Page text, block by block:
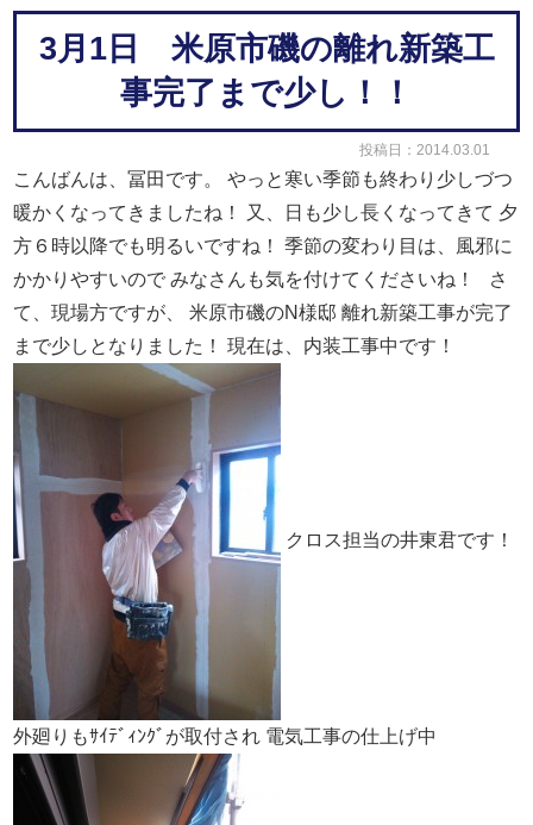
3月1日 米原市磯の離れ新築工
事完了まで少し！！
投稿日：2014.03.01
こんばんは、冨田です。
やっと寒い季節も終わり少しづつ
暖かくなってきましたね！
又、日も少し長くなってきて 夕
方６時以降でも明るいですね！
季節の変わり目は、風邪に
かかりやすいので みなさんも気を付けてくださいね！
さ
て、現場方ですが、
米原市磯のN様邸 離れ新築工事が完了
まで少しとなりました！
現在は、内装工事中です！
クロス担当の井東君です！
外廻りもｻｲﾃﾞｨﾝｸﾞが取付され 電気工事の仕上げ中